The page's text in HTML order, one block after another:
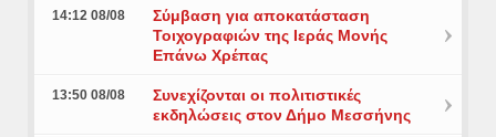
14:12 08/08
Σύμβαση για αποκατάσταση
Τοιχογραφιών της Ιεράς Μονής
Επάνω Χρέπας
13:50 08/08
Συνεχίζονται οι πολιτιστικές
εκδηλώσεις στον Δήμο Μεσσήνης